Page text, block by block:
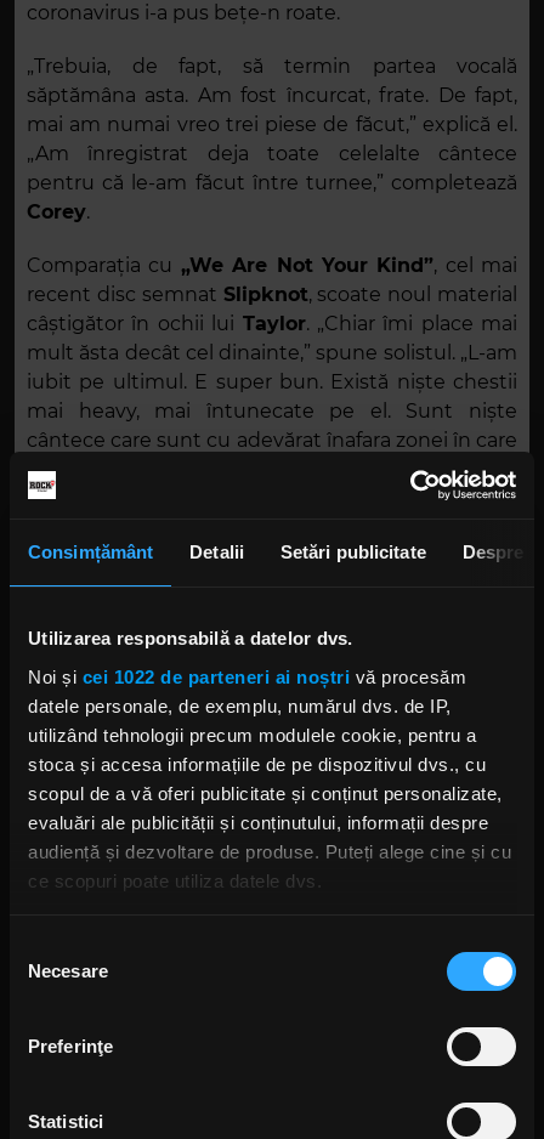
Consimțământ Detalii Setări publicitate Despre
Utilizarea responsabilă a datelor dvs.
Noi și cei 1022 de parteneri ai noștri vă procesăm
datele personale, de exemplu, numărul dvs. de IP,
utilizând tehnologii precum modulele cookie, pentru a
stoca și accesa informațiile de pe dispozitivul dvs., cu
scopul de a vă oferi publicitate și conținut personalizate,
evaluări ale publicității și conținutului, informații despre
audiență și dezvoltare de produse. Puteți alege cine și cu
ce scopuri poate utiliza datele dvs.
Să colectăm informațiile cu privire la locația dvs.
Să vă identificăm dispozitivul scanândul-l în mod
activ după caracteristici specifice (amprentare)
dvs. personale și configurați-vă preferințele la
secțiunea
consimțământului
Necesare
Preferinţe
Statistici
coronavirus i-a pus bețe-n roate.
„Trebuia, de fapt, să termin partea vocală
săptămâna asta. Am fost încurcat, frate. De fapt,
mai am numai vreo trei piese de făcut,” explică el.
„Am înregistrat deja toate celelalte cântece
pentru că le-am făcut între turnee,” completează
Corey.
Comparația cu „We Are Not Your Kind”, cel mai
recent disc semnat Slipknot, scoate noul material
câștigător în ochii lui Taylor. „Chiar îmi place mai
mult ăsta decât cel dinainte,” spune solistul. „L-am
iubit pe ultimul. E super bun. Există niște chestii
mai heavy, mai întunecate pe el. Sunt niște
cântece care sunt cu adevărat înafara zonei în care
ne aflam înainte. Dar totul se leagă, totul merge
împreună. Și sunt niște chestii super sălbatice,
o să fie super,” completează muzicianul.
ALBUM SLIPKNOT WE ARE NOT YOUR KIND
Rock News
Green Day a lansat un canal
YouTube cu transmisie non-stop